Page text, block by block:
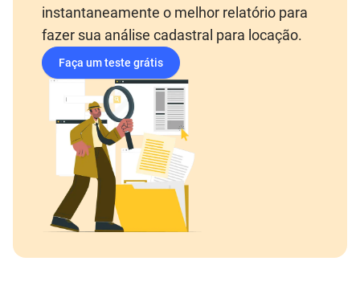
instantaneamente o melhor relatório para
fazer sua análise cadastral para locação.
Faça um teste grátis